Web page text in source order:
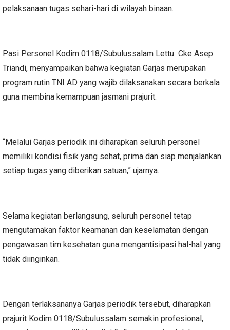
pelaksanaan tugas sehari-hari di wilayah binaan.
Pasi Personel Kodim 0118/Subulussalam Lettu Cke Asep
Triandi, menyampaikan bahwa kegiatan Garjas merupakan
program rutin TNI AD yang wajib dilaksanakan secara berkala
guna membina kemampuan jasmani prajurit.
“Melalui Garjas periodik ini diharapkan seluruh personel
memiliki kondisi fisik yang sehat, prima dan siap menjalankan
setiap tugas yang diberikan satuan,” ujarnya.
Selama kegiatan berlangsung, seluruh personel tetap
mengutamakan faktor keamanan dan keselamatan dengan
pengawasan tim kesehatan guna mengantisipasi hal-hal yang
tidak diinginkan.
Dengan terlaksananya Garjas periodik tersebut, diharapkan
prajurit Kodim 0118/Subulussalam semakin profesional,